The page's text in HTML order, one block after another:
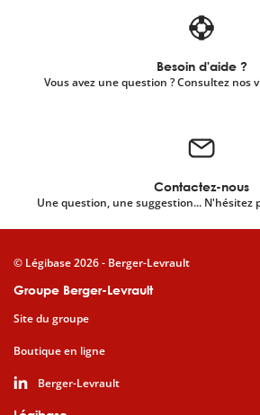
Besoin d'aide ?
Vous avez une question ? Consultez nos
Contactez-nous
Une question, une suggestion... N'hésitez
Groupe Berger-Levrault
Site du groupe
Boutique en ligne
Berger-Levrault
© Légibase 2026 - Berger-Levrault